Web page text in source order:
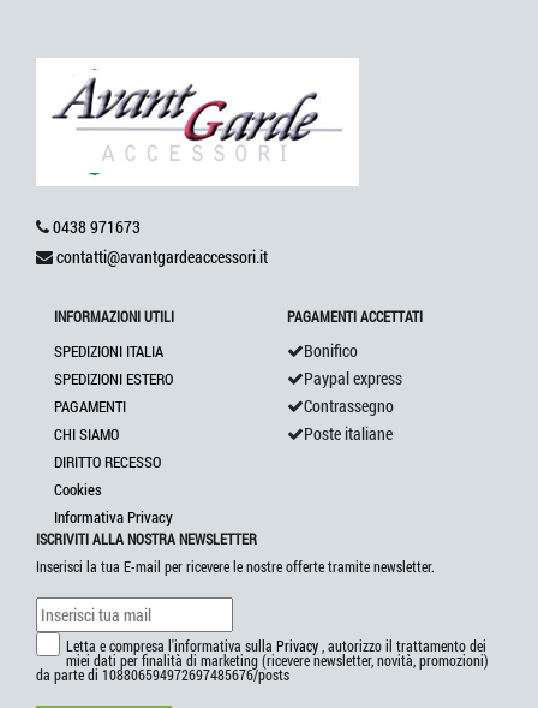
0438 971673
contatti@avantgardeaccessori.it
INFORMAZIONI UTILI
SPEDIZIONI ITALIA
SPEDIZIONI ESTERO
PAGAMENTI
CHI SIAMO
DIRITTO RECESSO
Cookies
Informativa Privacy
PAGAMENTI ACCETTATI
Bonifico
Paypal express
Contrassegno
Poste italiane
ISCRIVITI ALLA NOSTRA NEWSLETTER
Inserisci la tua E-mail per ricevere le nostre offerte tramite newsletter.
Letta e compresa l'informativa sulla Privacy, autorizzo il trattamento dei
miei dati per finalità di marketing (ricevere newsletter, novità, promozioni)
da parte di 108806594972697485676/posts